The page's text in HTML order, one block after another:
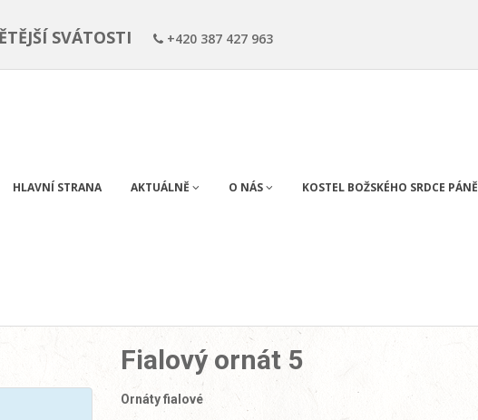
SVÁTOSTI +420 387 427 963
HLAVNÍ STRANA AKTUÁLNĚ O NÁS KOSTEL BOŽSKÉHO SRDCE PÁNĚ
Fialový ornát 5
Ornáty fialové